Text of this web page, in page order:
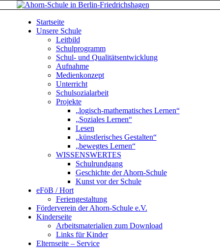
Startseite
Unsere Schule
Leitbild
Schulprogramm
Schul- und Qualitätsentwicklung
Aufnahme
Medienkonzept
Unterricht
Schulsozialarbeit
Projekte
„logisch-mathematisches Lernen“
„Soziales Lernen“
Lesen
„künstlerisches Gestalten“
„bewegtes Lernen“
WISSENSWERTES
Schulrundgang
Geschichte der Ahorn-Schule
Kunst vor der Schule
eFöB / Hort
Feriengestaltung
Förderverein der Ahorn-Schule e.V.
Kinderseite
Arbeitsmaterialien zum Download
Links für Kinder
Elternseite – Service